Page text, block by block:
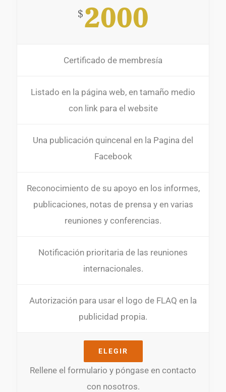
$2000
Certificado de membresía
Listado en la página web, en tamaño medio
con link para el website
Una publicación quincenal en la Pagina del
Facebook
Reconocimiento de su apoyo en los informes,
publicaciones, notas de prensa y en varias
reuniones y conferencias.
Notificación prioritaria de las reuniones
internacionales.
Autorización para usar el logo de FLAQ en la
publicidad propia.
ELEGIR
Rellene el formulario y póngase en contacto
con nosotros.